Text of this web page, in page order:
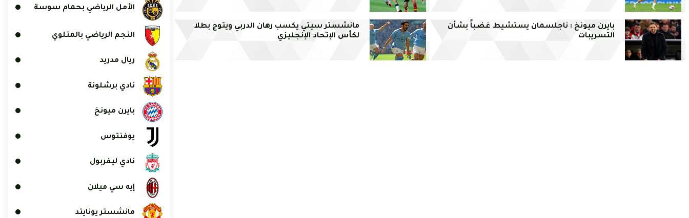
بايرن ميونخ : ناجلسمان يستشيط غضباً بشأن
التسريبات
مانشستر سيتي يكسب رهان الدربي ويتوج بطلا
لكأس الإتحاد الإنجليزي
الأمل الرياضي بحمام سوسة
النجم الرياضي بالمتلوي
ريال مدريد
نادي برشلونة
بايرن ميونخ
يوفنتوس
نادي ليفربول
إيه سي ميلان
مانشستر يونايتد